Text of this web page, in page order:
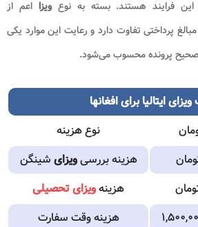
فرایند هستند. بسته به نوعویزااعم از
پرداختی تفاوت دارد و رعایت این موارد یکی
صحیح پرونده محسوب می‌شود.
ایتالیا برای افغانها
نوع هزینه
هزینه بررسیویزای شینگن
هزینهویزای تحصیلی
هزینه وقت سفارت